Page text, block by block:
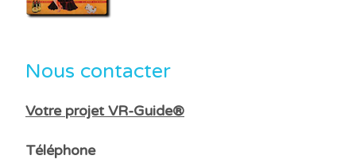
Nous contacter
Votre projet VR-Guide®
Téléphone